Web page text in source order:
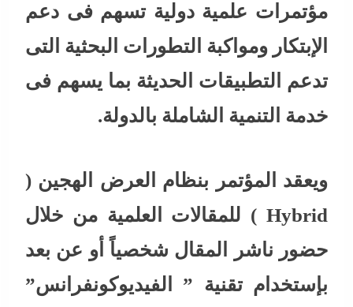
مؤتمرات علمية دولية تسهم فى دعم
الإبتكار ومواكبة التطورات البحثية التى
تدعم التطبيقات الحديثة بما يسهم فى
خدمة التنمية الشاملة بالدولة.
ويعقد المؤتمر بنظام العرض الهجين (
Hybrid ) للمقالات العلمية من خلال
حضور ناشر المقال شخصياً أو عن بعد
بإستخدام تقنية ” الفيديوكونفرانس”